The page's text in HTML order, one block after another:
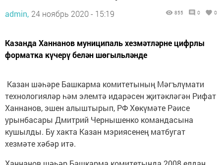
admin, 24 ноябрь 2020 - 15:19 855 0 0
Казанда Ханнанов муниципаль хезмәтләрне цифрлы
форматка күчерү белән шөгыльләнде
Казан шәһәре Башкарма комитетының Мәгълүмати
технологияләр һәм элемтә идарәсен җитәкләгән Рифат
Ханнанов, эшен алыштырып, РФ Хөкүмәте Рәисе
урынбасары Дмитрий Чернышенко командасына
кушылды. Бу хакта Казан мэриясенең матбугат
хезмәте хәбәр итә.